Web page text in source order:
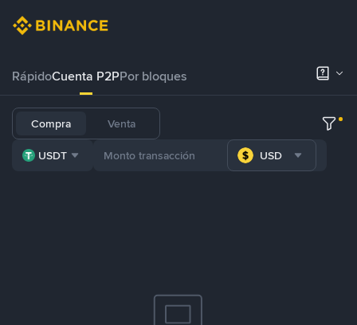
RápidoCuenta P2PPor bloques
Compra Venta
USDT USD